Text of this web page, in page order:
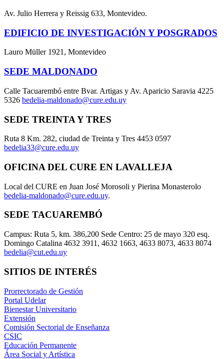
Av. Julio Herrera y Reissig 633, Montevideo.
EDIFICIO DE INVESTIGACIÓN Y POSGRADOS
Lauro Müller 1921, Montevideo
SEDE MALDONADO
Calle Tacuarembó entre Bvar. Artigas y Av. Aparicio Saravia 4225
5326 bedelia-maldonado@cure.edu.uy
SEDE TREINTA Y TRES
Ruta 8 Km. 282, ciudad de Treinta y Tres 4453 0597
bedelia33@cure.edu.uy
OFICINA DEL CURE EN LAVALLEJA
Local del CURE en Juan José Morosoli y Pierina Monasterolo
bedelia-maldonado@cure.edu.uy.
SEDE TACUAREMBÓ
Campus: Ruta 5, km. 386,200 Sede Centro: 25 de mayo 320 esq.
Domingo Catalina 4632 3911, 4632 1663, 4633 8073, 4633 8074
bedelia@cut.edu.uy
SITIOS DE INTERÉS
Prorrectorado de Gestión
Portal Udelar
Bienestar Universitario
Extensión
Comisión Sectorial de Enseñanza
CSIC
Educación Permanente
Área Social y Artística